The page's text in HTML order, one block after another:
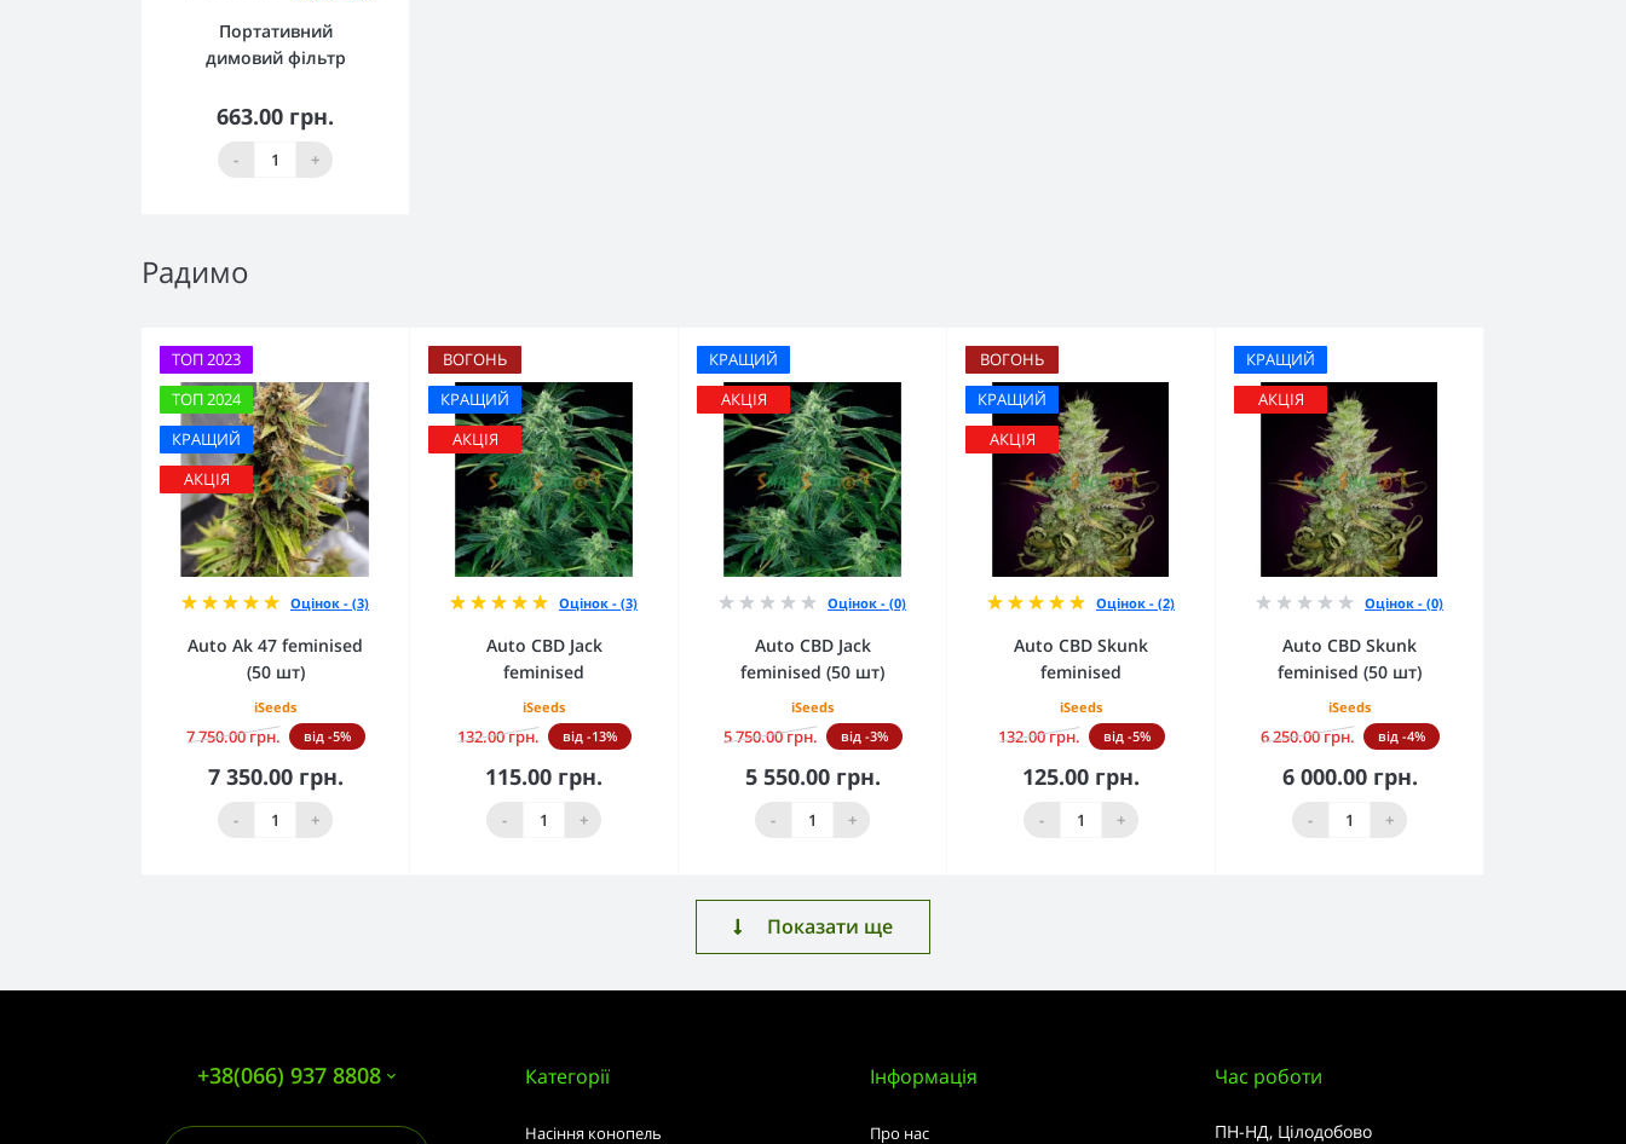
Портативний
димовий фільтр
663.00 грн.
- +
Немає в наявності
Радимо
ТОП 2023
ТОП 2024
КРАЩИЙ
АКЦІЯ
Оцінок - (3)
Auto Ak 47 feminised
(50 шт)
iSeeds
7 750.00 грн. від -5%
7 350.00 грн.
- +
До кошика
ВОГОНЬ
КРАЩИЙ
АКЦІЯ
Оцінок - (3)
Auto CBD Jack
feminised
iSeeds
132.00 грн. від -13%
115.00 грн.
- +
До кошика
КРАЩИЙ
АКЦІЯ
Оцінок - (0)
Auto CBD Jack
feminised (50 шт)
iSeeds
5 750.00 грн. від -3%
5 550.00 грн.
- +
До кошика
ВОГОНЬ
КРАЩИЙ
АКЦІЯ
Оцінок - (2)
Auto CBD Skunk
feminised
iSeeds
132.00 грн. від -5%
125.00 грн.
- +
До кошика
КРАЩИЙ
АКЦІЯ
Оцінок - (0)
Auto CBD Skunk
feminised (50 шт)
iSeeds
6 250.00 грн. від -4%
6 000.00 грн.
- +
До кошика
Показати ще
+38(066) 937 8808 Категорії
Насіння конопель
Інформація
Про нас
Час роботи
ПН-НД, Цілодобово